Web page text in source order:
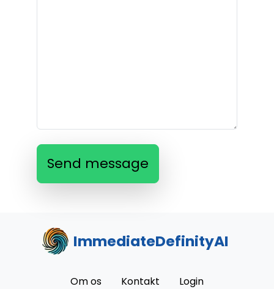
Send message
ImmediateDefinityAI
Om os Kontakt Login